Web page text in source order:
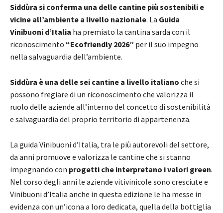
Siddùra si conferma una delle cantine più sostenibili e
vicine all’ambiente a livello nazionale. La Guida
Vinibuoni d’Italia ha premiato la cantina sarda con il
riconoscimento “Ecofriendly 2026” per il suo impegno
nella salvaguardia dell’ambiente.
Siddùra è una delle sei cantine a livello italiano che si
possono fregiare di un riconoscimento che valorizza il
ruolo delle aziende all’interno del concetto di sostenibilità
e salvaguardia del proprio territorio di appartenenza.
La guida Vinibuoni d’Italia, tra le più autorevoli del settore,
da anni promuove e valorizza le cantine che si stanno
impegnando con progetti che interpretano i valori green.
Nel corso degli anni le aziende vitivinicole sono cresciute e
Vinibuoni d’Italia anche in questa edizione le ha messe in
evidenza con un’icona a loro dedicata, quella della bottiglia